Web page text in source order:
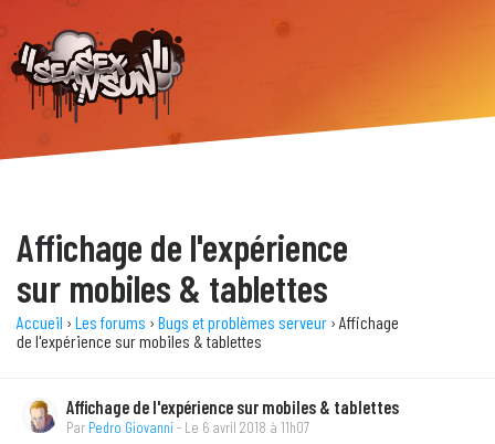
Affichage de l'expérience
sur mobiles & tablettes
Accueil › Les forums › Bugs et problèmes serveur › Affichage
de l'expérience sur mobiles & tablettes
Affichage de l'expérience sur mobiles & tablettes
Par Pedro Giovanni - Le 6 avril 2018 à 11h07